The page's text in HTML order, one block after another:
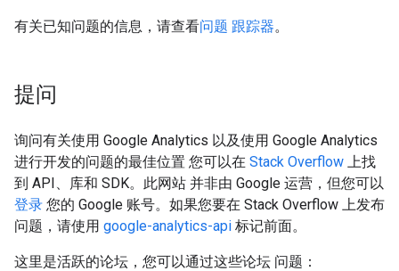
有关已知问题的信息，请查看问题 跟踪器。
提问
询问有关使用 Google Analytics 以及使用 Google Analytics
进行开发的问题的最佳位置 您可以在 Stack Overflow 上找
到 API、库和 SDK。此网站 并非由 Google 运营，但您可以
登录 您的 Google 账号。如果您要在 Stack Overflow 上发布
问题，请使用 google-analytics-api 标记前面。
这里是活跃的论坛，您可以通过这些论坛 问题：